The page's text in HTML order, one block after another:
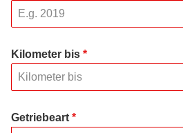
Kilometer bis *
Getriebeart *